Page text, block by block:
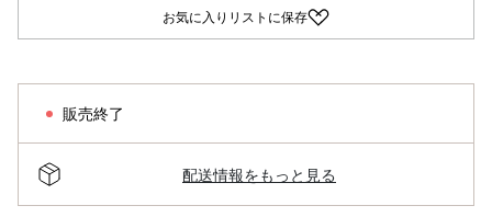
お気に入りリストに保存
販売終了
配送情報をもっと見る